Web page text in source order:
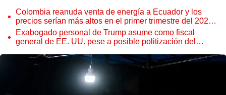
Colombia reanuda venta de energía a Ecuador y los
precios serían más altos en el primer trimestre del 2027,
según Cenace
Exabogado personal de Trump asume como fiscal
general de EE. UU. pese a posible politización del